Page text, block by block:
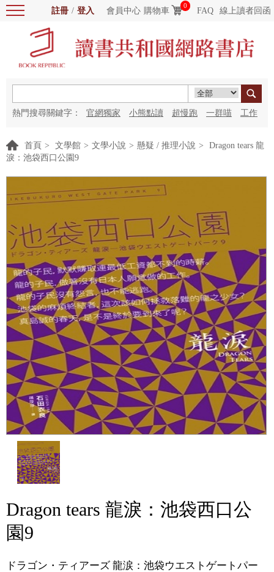
註冊 / 登入 會員中心 購物車
0
FAQ 線上讀者回函
熱門搜尋關鍵字： 官網獨家 小熊點讀 超慢跑 一群喵 工作
首頁 > 文學館 > 文學小說 > 懸疑 / 推理小說 >
Dragon tears 龍
淚：池袋西口公園9
Dragon tears 龍淚：池袋西口公
園9
ドラゴン・ティアーズ 龍涙：池袋ウエストゲートパー